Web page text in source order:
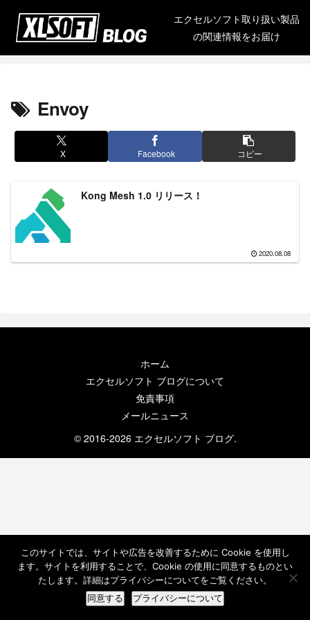
エクセルソフト取り扱い製品
の関連情報をお届け
Envoy
X Facebook コピー
Kong Mesh 1.0 リリース！
2020.08.08
ホーム
エクセルソフト ブログについて
免責事項
メールニュース
© 2016-2026 エクセルソフト ブログ.
このサイトでは、サイトや広告を改善するために Cookie を使用し
ます。サイトを利用することで、Cookie の使用に同意するものとい
たします。詳細はプライバシーについてをご覧ください。
同意する プライバシーについて